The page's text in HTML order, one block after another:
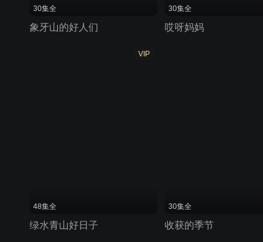
30集全
象牙山的好人们
30集全
哎呀妈妈
VIP
48集全
绿水青山好日子
30集全
收获的季节